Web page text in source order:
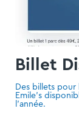
Billet
Des billets pour
Emile's
l'année.